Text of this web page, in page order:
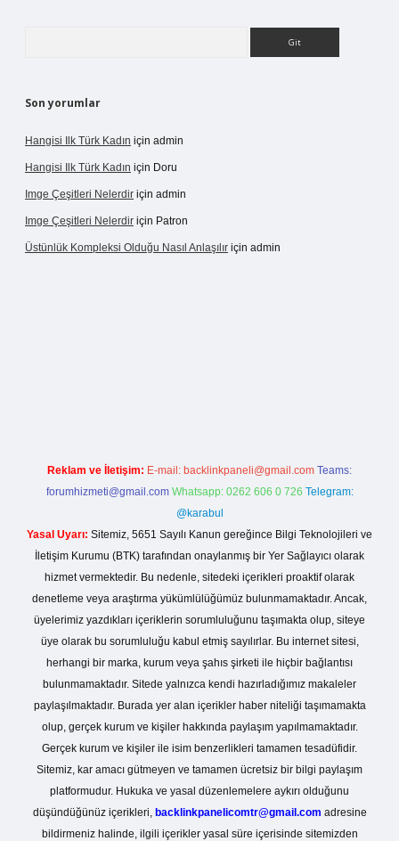
Son yorumlar
Hangisi Ilk Türk Kadın için admin
Hangisi Ilk Türk Kadın için Doru
Imge Çeşitleri Nelerdir için admin
Imge Çeşitleri Nelerdir için Patron
Üstünlük Kompleksi Olduğu Nasıl Anlaşılır için admin
Reklam ve İletişim: E-mail: backlinkpaneli@gmail.com Teams:
forumhizmeti@gmail.com Whatsapp: 0262 606 0 726 Telegram:
@karabul
Yasal Uyarı: Sitemiz, 5651 Sayılı Kanun gereğince Bilgi Teknolojileri ve
İletişim Kurumu (BTK) tarafından onaylanmış bir Yer Sağlayıcı olarak
hizmet vermektedir. Bu nedenle, sitedeki içerikleri proaktif olarak
denetleme veya araştırma yükümlülüğümüz bulunmamaktadır. Ancak,
üyelerimiz yazdıkları içeriklerin sorumluluğunu taşımakta olup, siteye
üye olarak bu sorumluluğu kabul etmiş sayılırlar. Bu internet sitesi,
herhangi bir marka, kurum veya şahıs şirketi ile hiçbir bağlantısı
bulunmamaktadır. Sitede yalnızca kendi hazırladığımız makaleler
paylaşılmaktadır. Burada yer alan içerikler haber niteliği taşımamakta
olup, gerçek kurum ve kişiler hakkında paylaşım yapılmamaktadır.
Gerçek kurum ve kişiler ile isim benzerlikleri tamamen tesadüfidir.
Sitemiz, kar amacı gütmeyen ve tamamen ücretsiz bir bilgi paylaşım
platformudur. Hukuka ve yasal düzenlemelere aykırı olduğunu
düşündüğünüz içerikleri, backlinkpanelicomtr@gmail.com adresine
bildirmeniz halinde, ilgili içerikler yasal süre içerisinde sitemizden